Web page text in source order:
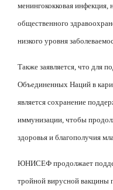
менингококковая
общественного
низкого уровня
Также заявляется, что для
Объединенных Наций в
является сохранение
иммунизации, чтобы
здоровья и благополучия
ЮНИСЕФ продолжает
тройной вирусной вакцины